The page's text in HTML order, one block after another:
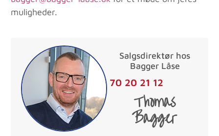
muligheder.
Salgsdirektør hos
Bagger Låse
70 20 21 12
Thomas
Bagger